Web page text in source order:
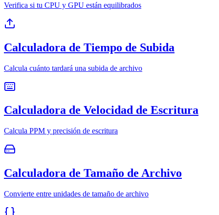
Verifica si tu CPU y GPU están equilibrados
Calculadora de Tiempo de Subida
Calcula cuánto tardará una subida de archivo
Calculadora de Velocidad de Escritura
Calcula PPM y precisión de escritura
Calculadora de Tamaño de Archivo
Convierte entre unidades de tamaño de archivo